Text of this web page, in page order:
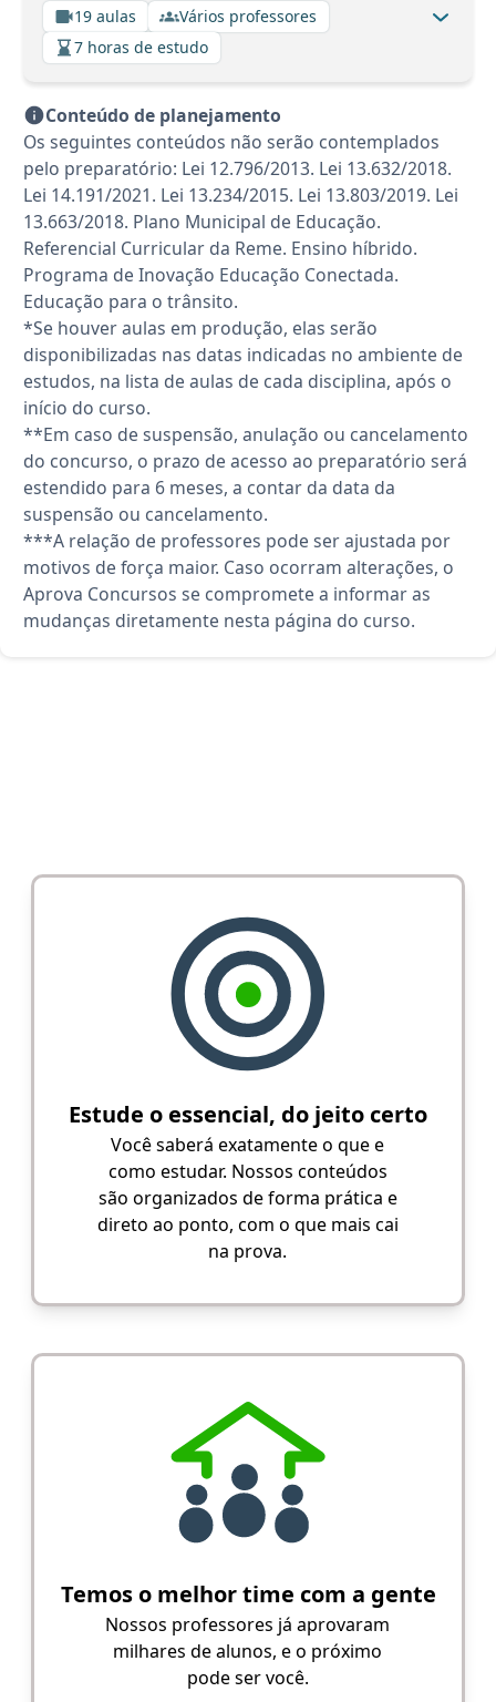
19 aulas
Vários professores
7 horas de estudo
Conteúdo de planejamento
Os seguintes conteúdos não serão contemplados
pelo preparatório: Lei 12.796/2013. Lei 13.632/2018.
Lei 14.191/2021. Lei 13.234/2015. Lei 13.803/2019. Lei
13.663/2018. Plano Municipal de Educação.
Referencial Curricular da Reme. Ensino híbrido.
Programa de Inovação Educação Conectada.
Educação para o trânsito.
*Se houver aulas em produção, elas serão
disponibilizadas nas datas indicadas no ambiente de
estudos, na lista de aulas de cada disciplina, após o
início do curso.
**Em caso de suspensão, anulação ou cancelamento
do concurso, o prazo de acesso ao preparatório será
estendido para 6 meses, a contar da data da
suspensão ou cancelamento.
***A relação de professores pode ser ajustada por
motivos de força maior. Caso ocorram alterações, o
Aprova Concursos se compromete a informar as
mudanças diretamente nesta página do curso.
Estude o essencial, do jeito certo
Você saberá exatamente o que e
como estudar. Nossos conteúdos
são organizados de forma prática e
direto ao ponto, com o que mais cai
na prova.
Temos o melhor time com a gente
Nossos professores já aprovaram
milhares de alunos, e o próximo
pode ser você.